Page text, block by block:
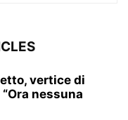
vertice di
nessuna